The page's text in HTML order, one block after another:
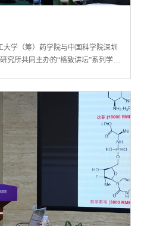
学（筹）药学院与中国科学院深圳
究所共同主办的“格致讲坛”系列学术
院长陈有海主持。倪合宇院士的研
别是整合素β3和GPIbα复合物）在血